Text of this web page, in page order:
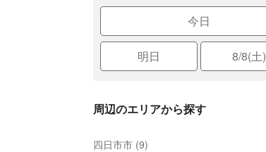
今日
明日 8/8(土)
周辺のエリアから探す
四日市市 (9)